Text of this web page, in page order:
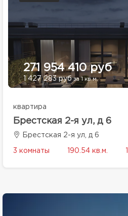
271 954 410 руб
1 427 283 рубза 1 кв.м.
квартира
Брестская 2-я ул, д 6
Брестская 2-я ул, д 6
3 комнаты 190.54 кв.м.